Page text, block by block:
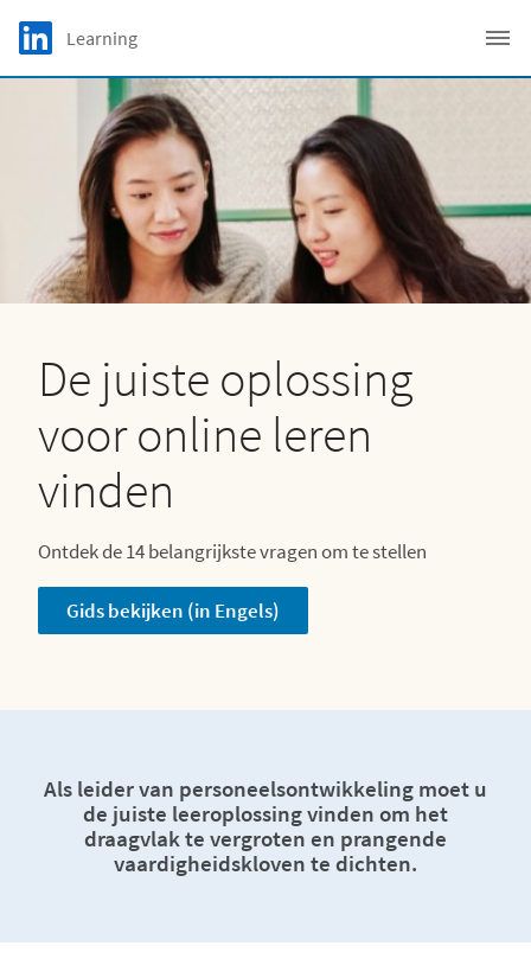
Skip to main content
LinkedIn Logo
Learning
De juiste oplossing
voor online leren
vinden
Ontdek de 14 belangrijkste vragen om te stellen
Gids bekijken (in Engels)
Als leider van personeelsontwikkeling moet u
de juiste leeroplossing vinden om het
draagvlak te vergroten en prangende
vaardigheidskloven te dichten.